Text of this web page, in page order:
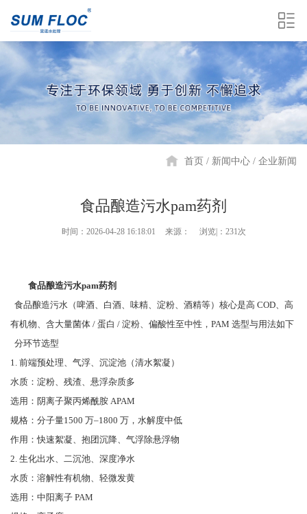
首页 新闻中心 企业新闻
食品酿造污水pam药剂
时间：2026-04-28 16:18:01 来源： 浏览|：231次
食品酿造污水pam药剂
食品酿造污水（啤酒、白酒、味精、淀粉、酒精等）核心是高 COD、高
有机物、含大量菌体 / 蛋白 / 淀粉、偏酸性至中性，PAM 选型与用法如下
分环节选型
1. 前端预处理、气浮、沉淀池（清水絮凝）
水质：淀粉、残渣、悬浮杂质多
选用：阴离子聚丙烯酰胺 APAM
规格：分子量1500 万–1800 万，水解度中低
作用：快速絮凝、抱团沉降、气浮除悬浮物
2. 生化出水、二沉池、深度净水
水质：溶解性有机物、轻微发黄
选用：中阳离子 PAM